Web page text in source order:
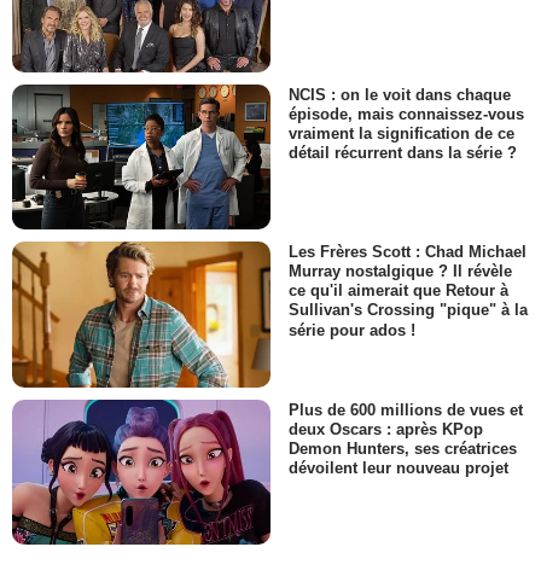
NCIS : on le voit dans chaque
épisode, mais connaissez-vous
vraiment la signification de ce
détail récurrent dans la série ?
Les Frères Scott : Chad Michael
Murray nostalgique ? Il révèle
ce qu'il aimerait que Retour à
Sullivan's Crossing "pique" à la
série pour ados !
Plus de 600 millions de vues et
deux Oscars : après KPop
Demon Hunters, ses créatrices
dévoilent leur nouveau projet